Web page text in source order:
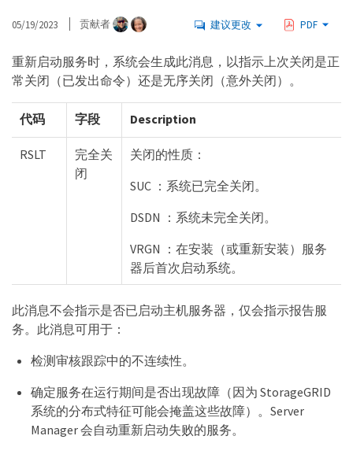
05/19/2023 贡献者 建议更改 PDF
重新启动服务时，系统会生成此消息，以指示上次关闭是正
常关闭（已发出命令）还是无序关闭（意外关闭）。
代码 字段 Description
RSLT
完全关
闭
关闭的性质：
SUC ：系统已完全关闭。
DSDN ：系统未完全关闭。
VRGN ：在安装（或重新安装）服务
器后首次启动系统。
此消息不会指示是否已启动主机服务器，仅会指示报告服
务。此消息可用于：
检测审核跟踪中的不连续性。
确定服务在运行期间是否出现故障（因为 StorageGRID
系统的分布式特征可能会掩盖这些故障）。Server
Manager 会自动重新启动失败的服务。